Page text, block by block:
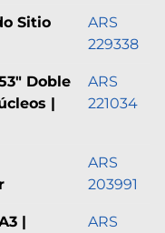
Sitio
ARS
229338
Doble
|
ARS
221034
ARS
203991
|
ARS